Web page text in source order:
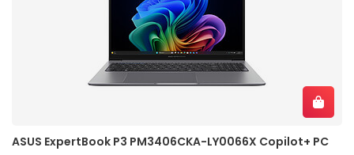
ASUS ExpertBook P3 PM3406CKA-LY0066X Copilot+ PC